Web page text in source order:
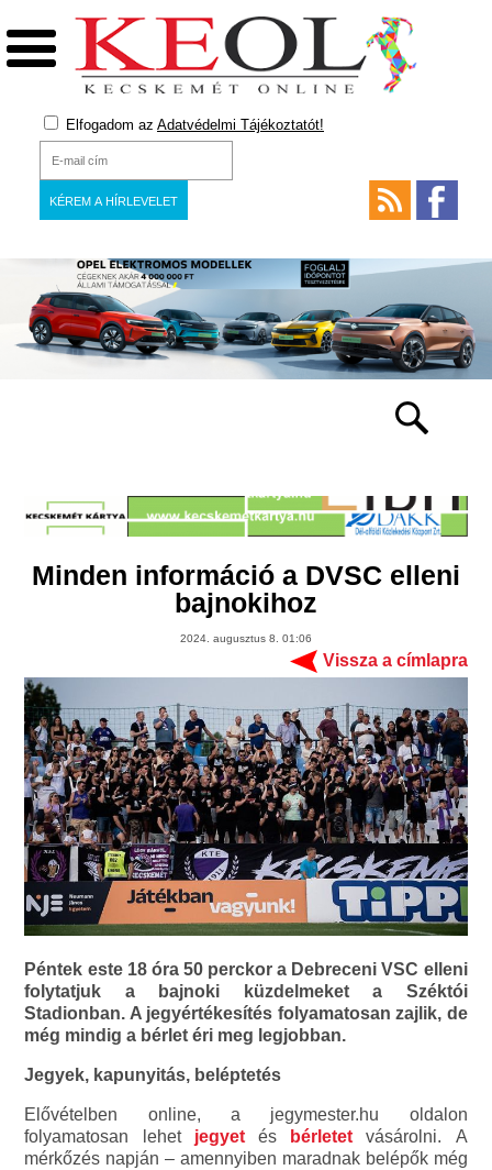
Elfogadom az Adatvédelmi Tájékoztatót!
Minden információ a DVSC elleni
bajnokihoz
2024. augusztus 8. 01:06
Vissza a címlapra
Péntek este 18 óra 50 perckor a Debreceni VSC elleni
folytatjuk a bajnoki küzdelmeket a Széktói
Stadionban. A jegyértékesítés folyamatosan zajlik, de
még mindig a bérlet éri meg legjobban.
Jegyek, kapunyitás, beléptetés
Elővételben online, a jegymester.hu oldalon
folyamatosan lehet jegyetés bérletet vásárolni. A
mérkőzés napján – amennyiben maradnak belépők még